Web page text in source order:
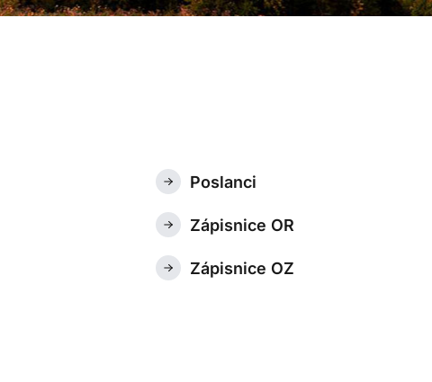
Poslanci
Zápisnice OR
Zápisnice OZ